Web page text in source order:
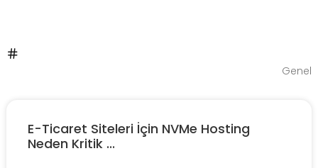
Genel
E-Ticaret Siteleri İçin NVMe Hosting
Neden Kritik ...